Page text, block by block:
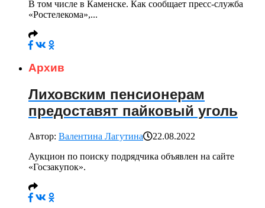
В том числе в Каменске. Как сообщает пресс-служба
«Ростелекома»,...
Архив
Лиховским пенсионерам
предоставят пайковый уголь
Автор: Валентина Лагутина
22.08.2022
Аукцион по поиску подрядчика объявлен на сайте
«Госзакупок».